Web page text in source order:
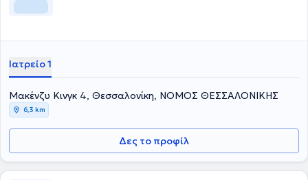
Ιατρείο 1
Μακένζυ Κινγκ 4, Θεσσαλονίκη, ΝΟΜΟΣ ΘΕΣΣΑΛΟΝΙΚΗΣ
6,3 km
Δες το προφίλ